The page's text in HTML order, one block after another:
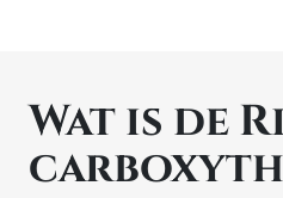
Wat is de